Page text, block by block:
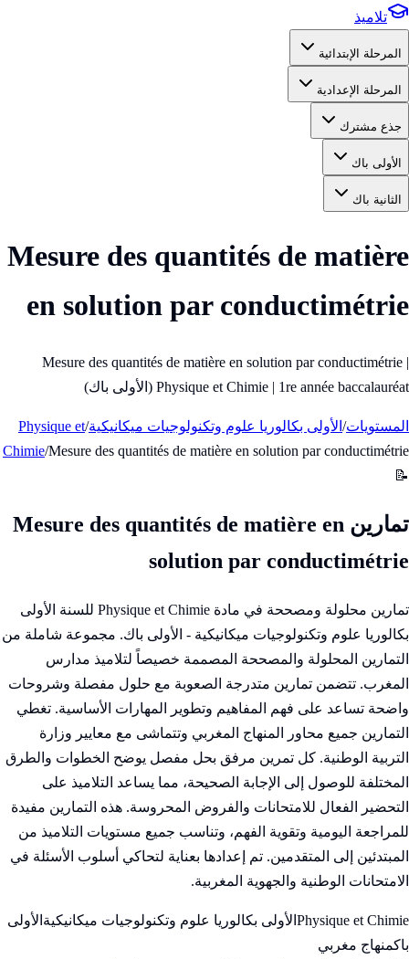
تلاميذ
المرحلة الإبتدائية
المرحلة الإعدادية
جذع مشترك
الأولى باك
الثانية باك
Mesure des quantités de matière
en solution par conductimétrie
Mesure des quantités de matière en solution par conductimétrie |
Physique et Chimie | 1re année baccalauréat (الأولى باك)
المستويات/ الأولى بكالوريا علوم وتكنولوجيات ميكانيكية/
Physique et
Chimie/Mesure des quantités de matière en solution par conductimétrie
📝
تمارين Mesure des quantités de matière en
solution par conductimétrie
تمارين محلولة ومصححة في مادة Physique et Chimie للسنة الأولى
بكالوريا علوم وتكنولوجيات ميكانيكية - الأولى باك. مجموعة شاملة من
التمارين المحلولة والمصححة المصممة خصيصاً لتلاميذ مدارس
المغرب. تتضمن تمارين متدرجة الصعوبة مع حلول مفصلة وشروحات
واضحة تساعد على فهم المفاهيم وتطوير المهارات الأساسية. تغطي
التمارين جميع محاور المنهاج المغربي وتتماشى مع معايير وزارة
التربية الوطنية. كل تمرين مرفق بحل مفصل يوضح الخطوات والطرق
المختلفة للوصول إلى الإجابة الصحيحة، مما يساعد التلاميذ على
التحضير الفعال للامتحانات والفروض المحروسة. هذه التمارين مفيدة
للمراجعة اليومية وتقوية الفهم، وتناسب جميع مستويات التلاميذ من
المبتدئين إلى المتقدمين. تم إعدادها بعناية لتحاكي أسلوب الأسئلة في
الامتحانات الوطنية والجهوية المغربية.
Physique et Chimie الأولى بكالوريا علوم وتكنولوجيات ميكانيكية الأولى
باكمنهاج مغربي